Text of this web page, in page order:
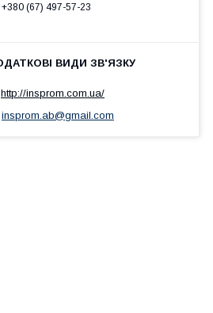
+380 (67) 497-57-23
http://insprom.com.ua/
insprom.ab@gmail.com